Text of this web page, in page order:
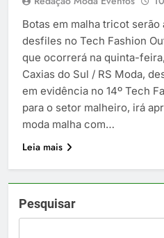
Botas em malha tricot
desfiles no Tech Fashion
que ocorrerá na quinta-
Caxias do Sul / RS Moda,
em evidência no 14º Tech
para o setor malheiro, irá
moda malha com…
Leia mais
Pesquisar